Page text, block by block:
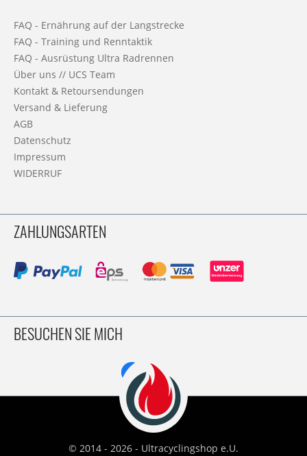
FAQ - Ernährung auf der Langstrecke
FAQ - Training und Renntaktik
FAQ - Ausrüstung Ultra Radrennen
Über uns // UCS Team
Kontakt & Retoursendungen
Versand & Lieferung
AGB
Datenschutz
Impressum
WIDERRUF
ZAHLUNGSARTEN
BESUCHEN SIE MICH
© 2014 - 2026 - Ultracyclingshop e.U.